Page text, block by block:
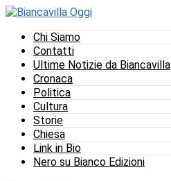
Chi Siamo
Contatti
Ultime Notizie da Biancavilla
Cronaca
Politica
Cultura
Storie
Chiesa
Link in Bio
Nero su Bianco Edizioni